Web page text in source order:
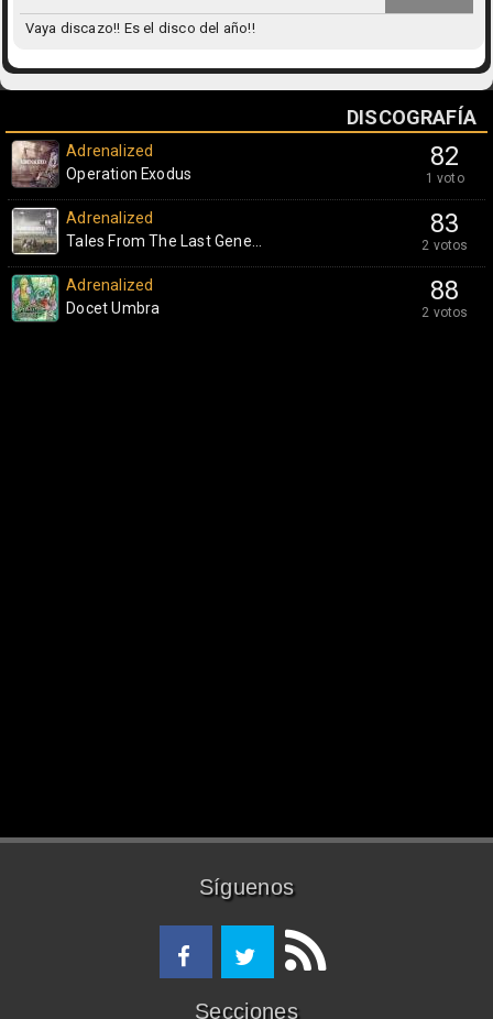
Vaya discazo!! Es el disco del año!!
DISCOGRAFÍA
82
1 voto
Adrenalized
Operation Exodus
83
2 votos
Adrenalized
Tales From The Last Gene...
88
2 votos
Adrenalized
Docet Umbra
Síguenos
Secciones